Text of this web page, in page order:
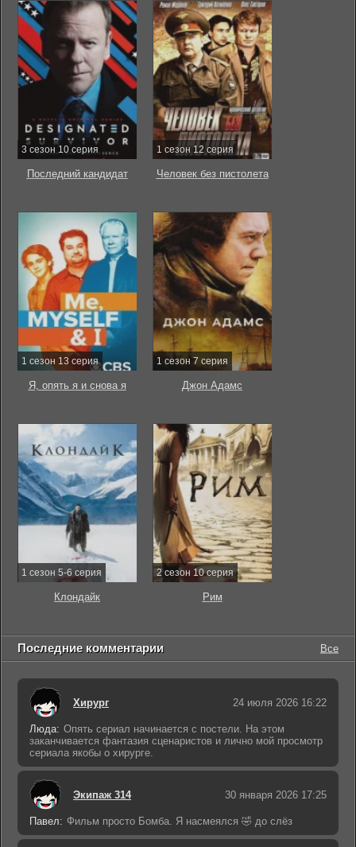
3 сезон 10 серия
Последний кандидат
1 сезон 12 серия
Человек без пистолета
1 сезон 13 серия
Я, опять я и снова я
1 сезон 7 серия
Джон Адамс
1 сезон 5-6 серия
Клондайк
2 сезон 10 серия
Рим
Последние комментарии Все
Хирург 24 июля 2026 16:22
Люда: Опять сериал начинается с постели. На этом
заканчивается фантазия сценаристов и лично мой просмотр
сериала якобы о хирурге.
Экипаж 314 30 января 2026 17:25
Павел: Фильм просто Бомба. Я насмеялся 🤣 до слёз